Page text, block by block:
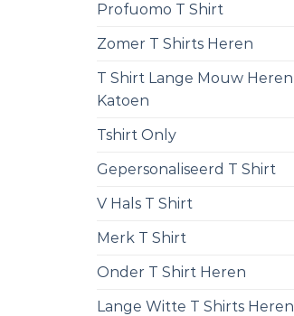
Profuomo T Shirt
Zomer T Shirts Heren
T Shirt Lange Mouw Heren
Katoen
Tshirt Only
Gepersonaliseerd T Shirt
V Hals T Shirt
Merk T Shirt
Onder T Shirt Heren
Lange Witte T Shirts Heren